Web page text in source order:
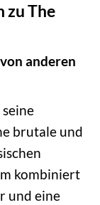
zu The
anderen
brutale und
kombiniert
und eine